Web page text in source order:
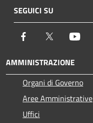
SEGUICI SU
Facebook Twitter
AMMINISTRAZIONE
Organi di Governo
Aree Amministrative
Uffici